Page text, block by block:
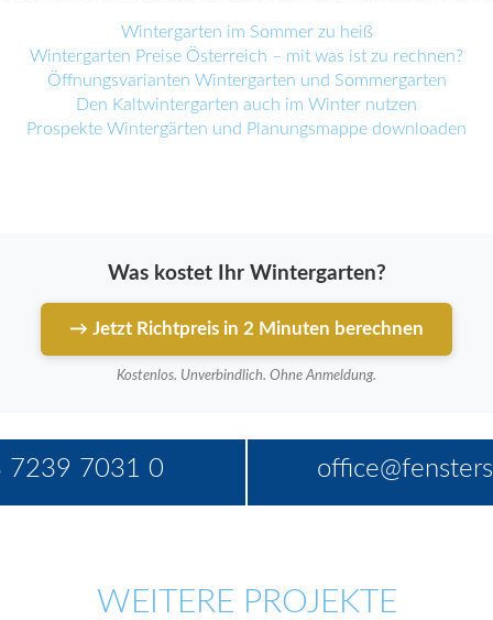
Wintergarten im Sommer zu heiß
Wintergarten Preise Österreich – mit was ist zu rechnen?
Öffnungsvarianten Wintergarten und Sommergarten
Den Kaltwintergarten auch im Winter nutzen
Prospekte Wintergärten und Planungsmappe downloaden
Was kostet Ihr Wintergarten?
→ Jetzt Richtpreis in 2 Minuten berechnen
Kostenlos. Unverbindlich. Ohne Anmeldung.
7239 7031 0
WEITERE PROJEKTE